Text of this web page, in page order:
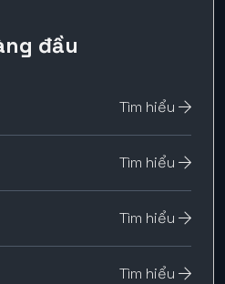
đầu
Tìm hiểu
Tìm hiểu
Tìm hiểu
Tìm hiểu